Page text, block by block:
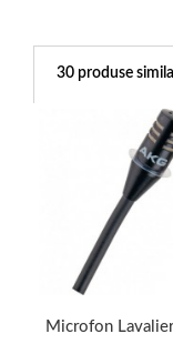
30 produse
Microfon